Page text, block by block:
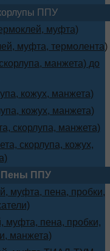
ППУ
муфта)
муфта, термолента)
манжета) до
кожух, манжета)
кожух, манжета)
скорлупа, манжета)
скорлупа, кожух,
Пены ППУ
муфта, пена, пробки,
муфта, пена, пробки,
манжета)